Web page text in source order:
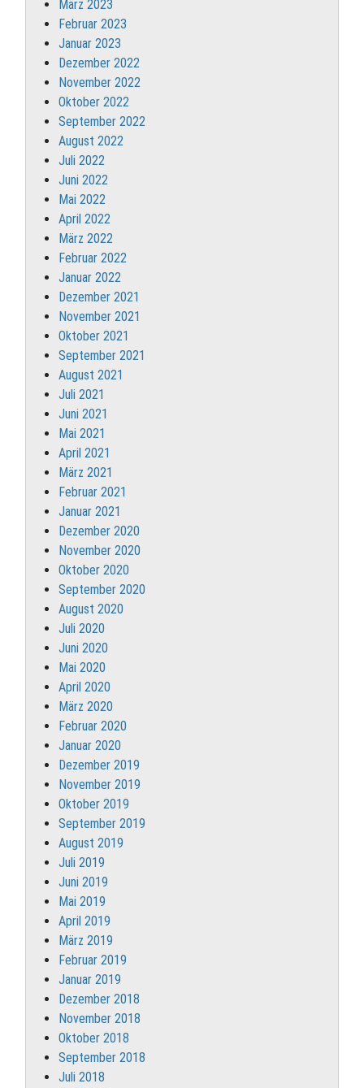
März 2023
Februar 2023
Januar 2023
Dezember 2022
November 2022
Oktober 2022
September 2022
August 2022
Juli 2022
Juni 2022
Mai 2022
April 2022
März 2022
Februar 2022
Januar 2022
Dezember 2021
November 2021
Oktober 2021
September 2021
August 2021
Juli 2021
Juni 2021
Mai 2021
April 2021
März 2021
Februar 2021
Januar 2021
Dezember 2020
November 2020
Oktober 2020
September 2020
August 2020
Juli 2020
Juni 2020
Mai 2020
April 2020
März 2020
Februar 2020
Januar 2020
Dezember 2019
November 2019
Oktober 2019
September 2019
August 2019
Juli 2019
Juni 2019
Mai 2019
April 2019
März 2019
Februar 2019
Januar 2019
Dezember 2018
November 2018
Oktober 2018
September 2018
Juli 2018